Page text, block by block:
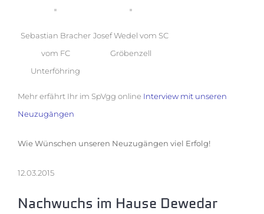
Sebastian Bracher
vom FC
Unterföhring
Josef Wedel vom SC
Gröbenzell
Mehr erfährt Ihr im SpVgg online Interview mit unseren
Neuzugängen
Wie Wünschen unseren Neuzugängen viel Erfolg!
12.03.2015
Nachwuchs im Hause Dewedar